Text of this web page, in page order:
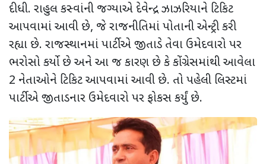
દીધી. રાહુલ કસ્વાંની જગ્યાએ દેવેન્દ્ર ઝાઝરિયાને ટિકિટ
આપવામાં આવી છે, જે રાજનીતિમાં પોતાની એન્ટ્રી કરી
રહ્યા છે. રાજસ્થાનમાં પાર્ટીએ જીતાડે તેવા ઉમેદવારો પર
ભરોસો કર્યો છે અને આ જ કારણ છે કે કોંગ્રેસમાંથી આવેલા
2 નેતાઓને ટિકિટ આપવામાં આવી છે. તો પહેલી લિસ્ટમાં
પાર્ટીએ જીતાડનાર ઉમેદવારો પર ફોકસ કર્યું છે.